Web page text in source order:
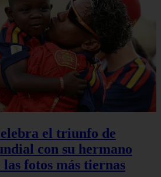
el triunfo de
con su hermano
fotos más tiernas